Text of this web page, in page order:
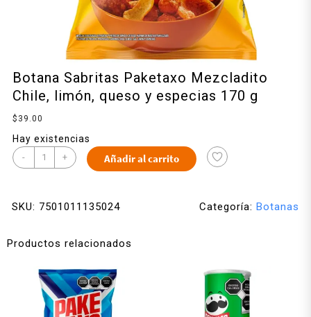
Botana Sabritas Paketaxo Mezcladito
Chile, limón, queso y especias 170 g
$ 39.00
Hay existencias
- + Añadir al carrito
SKU: 7501011135024 Categoría: Botanas
Productos relacionados